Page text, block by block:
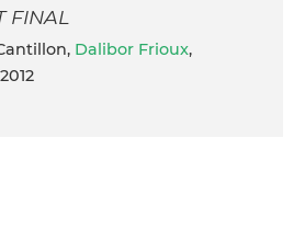
FINAL
Dalibor Frioux,